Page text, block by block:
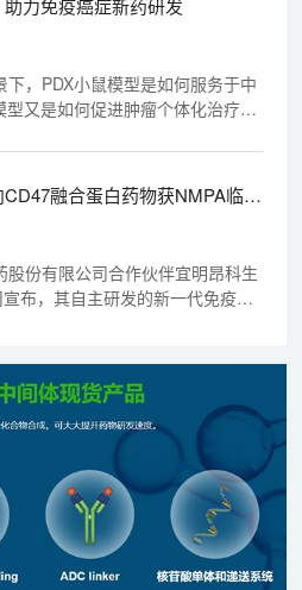
力免疫癌症新药研发
，PDX小鼠模型是如何服务于中
型又是如何促进肿瘤个体化治疗
报告厅发表《转化医学（PDX模
应用》，下沙院区行政楼四楼学
上，现场反响热烈。
融合蛋白药物获NMPA临床
份有限公司合作伙伴宜明昂科生
布，其自主研发的新一代免疫检